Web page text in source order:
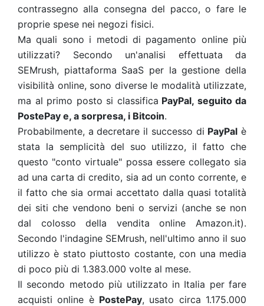
contrassegno alla consegna del pacco, o fare le
proprie spese nei negozi fisici.
Ma quali sono i metodi di pagamento online più
utilizzati? Secondo un'analisi effettuata da
SEMrush, piattaforma SaaS per la gestione della
visibilità online, sono diverse le modalità utilizzate,
ma al primo posto si classifica PayPal, seguito da
PostePay e, a sorpresa, i Bitcoin.
Probabilmente, a decretare il successo di PayPal è
stata la semplicità del suo utilizzo, il fatto che
questo "conto virtuale" possa essere collegato sia
ad una carta di credito, sia ad un conto corrente, e
il fatto che sia ormai accettato dalla quasi totalità
dei siti che vendono beni o servizi (anche se non
dal colosso della vendita online Amazon.it).
Secondo l'indagine SEMrush, nell'ultimo anno il suo
utilizzo è stato piuttosto costante, con una media
di poco più di 1.383.000 volte al mese.
Il secondo metodo più utilizzato in Italia per fare
acquisti online è PostePay, usato circa 1.175.000